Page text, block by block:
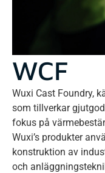
WCF
Wuxi Cast Foundry,
som tillverkar
fokus på
Wuxi’s produkter
konstruktion av
och